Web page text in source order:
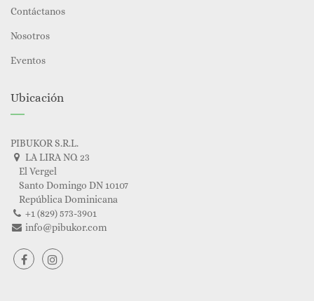
Contáctanos
Nosotros
Eventos
Ubicación
PIBUKOR S.R.L.
LA LIRA NO. 23
El Vergel
Santo Domingo DN 10107
República Dominicana
+1 (829) 573-3901
info@pibukor.com